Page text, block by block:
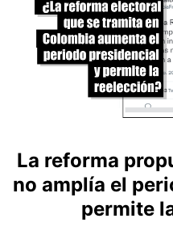
La reforma
no amplía el
permite